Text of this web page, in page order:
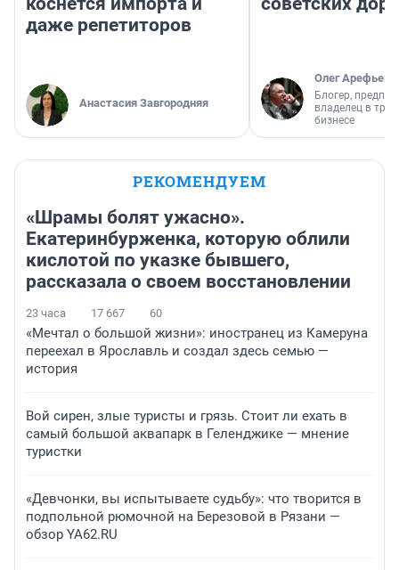
даже репетиторов
Анастасия Завгородняя
Олег Арефьев
Блогер,
владелец в
бизнесе
РЕКОМЕНДУЕМ
«Шрамы болят ужасно».
Екатеринбурженка, которую облили
кислотой по указке бывшего,
рассказала о своем восстановлении
23 часа 17 667 60
«Мечтал о большой жизни»: иностранец из Камеруна
переехал в Ярославль и создал здесь семью —
история
Вой сирен, злые туристы и грязь. Стоит ли ехать в
самый большой аквапарк в Геленджике — мнение
туристки
«Девчонки, вы испытываете судьбу»: что творится в
подпольной рюмочной на Березовой в Рязани —
обзор YA62.RU